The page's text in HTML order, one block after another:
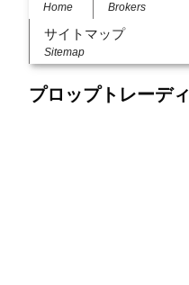
Home Brokers
サイトマップ
Sitemap
プロップトレーデ